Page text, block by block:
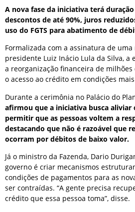
A nova fase da iniciativa terá
descontos de até 90%, juros
uso do FGTS para abatimento de
Formalizada com a assinatura de
presidente Luiz Inácio Lula da Silva, a
a reorganização financeira de
o acesso ao crédito em condições
Durante a cerimônia no Palácio do
afirmou que a iniciativa busca aliviar
permitir que as pessoas voltem a
destacando que não é razoável que
ocorram por débitos de baixo valor.
Já o ministro da Fazenda, Dario
governo é criar mecanismos
condições de pagamentos para as
ser contraídas. “A gente precisa
crédito que essa pessoa toma”, disse.